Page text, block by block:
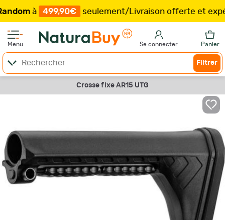
à 499,90€ seulement/Livraison offerte et
Menu Se connecter Panier
Filtrer
Crosse fixe AR15 UTG